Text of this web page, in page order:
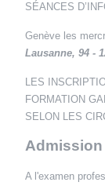
SÉANCES
Genève les
Lausanne, 94 -
LES
FORMATION
SELON LES
Admission
A l'examen